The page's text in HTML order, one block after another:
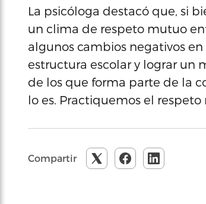
La psicóloga destacó que, si
un clima de respeto mutuo
algunos cambios negativos
estructura escolar y lograr un
de los que forma parte de la
lo es. Practiquemos el respeto
Compartir